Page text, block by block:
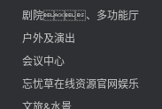
剧院、多功能厅
户外及演出
会议中心
忘忧草在线资源官网娱乐